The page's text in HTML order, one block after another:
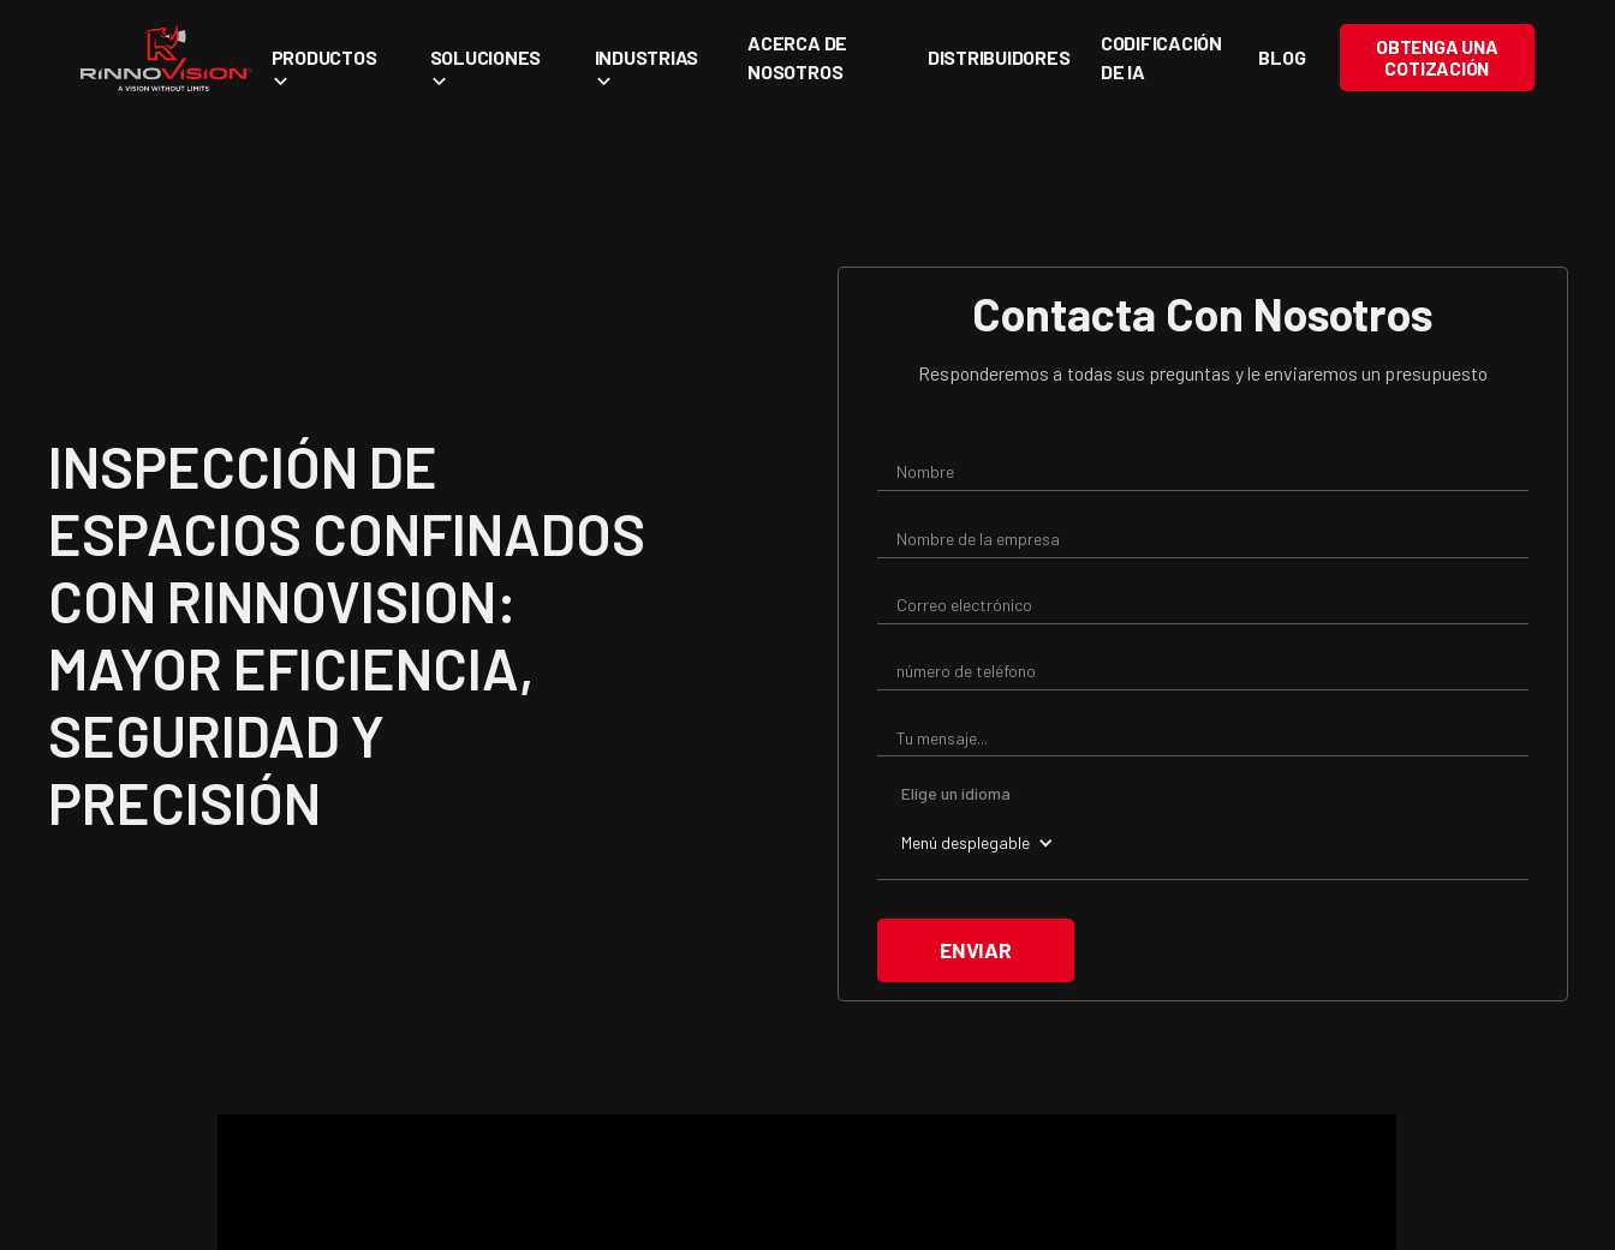
PRODUCTOS SOLUCIONES INDUSTRIAS
ACERCA DE
NOSOTROS
DISTRIBUIDORES
CODIFICACIÓN
DE IA
BLOG
OBTENGA UNA
COTIZACIÓN
INSPECCIÓN DE
ESPACIOS CONFINADOS
CON RINNOVISION:
MAYOR EFICIENCIA,
SEGURIDAD Y
PRECISIÓN
Contacta Con Nosotros
Responderemos a todas sus preguntas y le enviaremos un presupuesto
Elige un idioma
Menú desplegable